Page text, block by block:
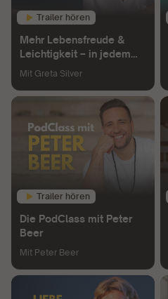
Trailer hören
Mehr Lebensfreude &
Leichtigkeit – in jedem
Alter
Mit Greta Silver
Trailer hören
Die PodClass mit Peter
Beer
Mit Peter Beer